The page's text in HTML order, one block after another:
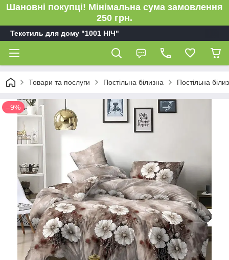
Шановні покупці! Мінімальна сума замовлення
250 грн.
Текстиль для дому "1001 НІЧ"
Товари та послуги Постільна білизна Постільна
–9%